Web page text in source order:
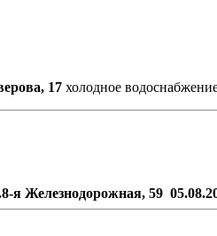
17 холодное
я Железнодорожная, 59